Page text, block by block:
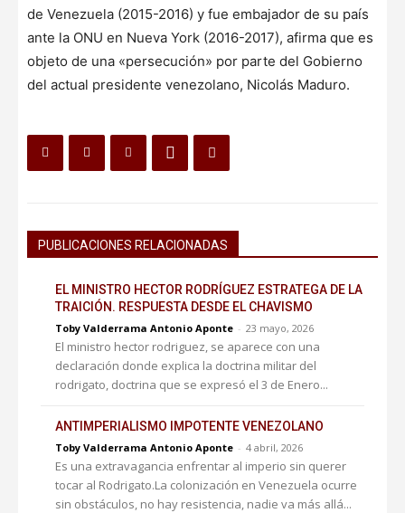
de Venezuela (2015-2016) y fue embajador de su país
ante la ONU en Nueva York (2016-2017), afirma que es
objeto de una «persecución» por parte del Gobierno
del actual presidente venezolano, Nicolás Maduro.
PUBLICACIONES RELACIONADAS
EL MINISTRO HECTOR RODRÍGUEZ ESTRATEGA DE LA
TRAICIÓN. RESPUESTA DESDE EL CHAVISMO
Toby Valderrama Antonio Aponte - 23 mayo, 2026
El ministro hector rodriguez, se aparece con una
declaración donde explica la doctrina militar del
rodrigato, doctrina que se expresó el 3 de Enero...
ANTIMPERIALISMO IMPOTENTE VENEZOLANO
Toby Valderrama Antonio Aponte - 4 abril, 2026
Es una extravagancia enfrentar al imperio sin querer
tocar al Rodrigato.La colonización en Venezuela ocurre
sin obstáculos, no hay resistencia, nadie va más allá...